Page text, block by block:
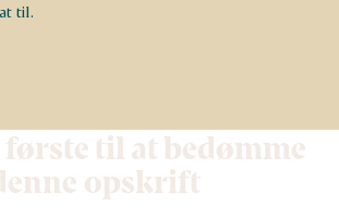
til.
til at bedømme
opskrift